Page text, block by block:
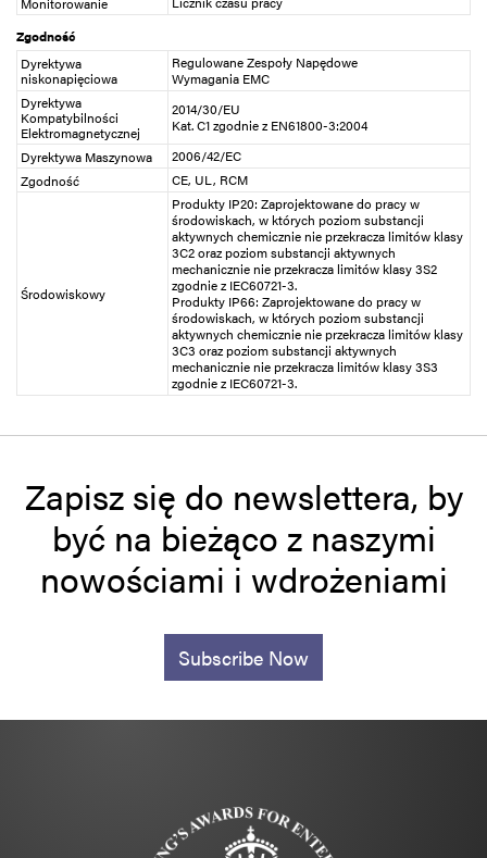
Zgodność
Dyrektywa
niskonapięciowa
Regulowane Zespoły Napędowe
Wymagania EMC
Dyrektywa
Kompatybilności
Elektromagnetycznej
2014/30/EU
Kat. C1 zgodnie z EN61800-3:2004
Dyrektywa Maszynowa
2006/42/EC
Zgodność
CE, UL, RCM
Środowiskowy
Produkty IP20: Zaprojektowane do pracy w
środowiskach, w których poziom substancji
aktywnych chemicznie nie przekracza limitów klasy
3C2 oraz poziom substancji aktywnych
mechanicznie nie przekracza limitów klasy 3S2
zgodnie z IEC60721-3.
Produkty IP66: Zaprojektowane do pracy w
środowiskach, w których poziom substancji
aktywnych chemicznie nie przekracza limitów klasy
3C3 oraz poziom substancji aktywnych
mechanicznie nie przekracza limitów klasy 3S3
zgodnie z IEC60721-3.
Zapisz się do newslettera, by
być na bieżąco z naszymi
nowościami i wdrożeniami
Subscribe Now